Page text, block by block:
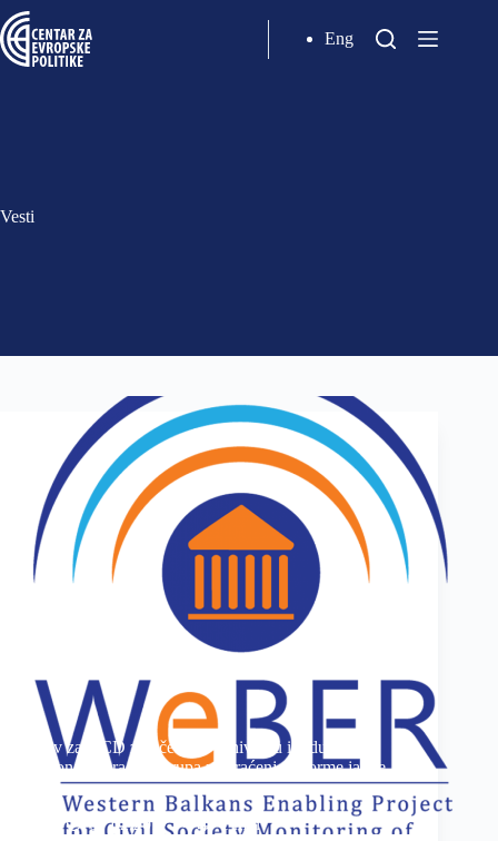
Eng
Vesti
Poziv za OCD za učešće u osnivanju i radu
Nacionalnih radnih grupa za praćenje reforme javne
uprave
07.02.2017
1 min